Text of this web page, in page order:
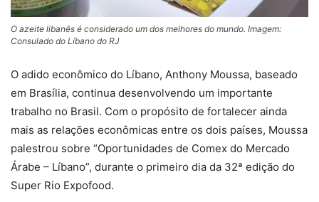
O azeite libanês é considerado um dos melhores do mundo. Imagem:
Consulado do Líbano do RJ
O adido econômico do Líbano, Anthony Moussa, baseado
em Brasília, continua desenvolvendo um importante
trabalho no Brasil. Com o propósito de fortalecer ainda
mais as relações econômicas entre os dois países, Moussa
palestrou sobre “Oportunidades de Comex do Mercado
Árabe – Líbano”, durante o primeiro dia da 32ª edição do
Super Rio Expofood.